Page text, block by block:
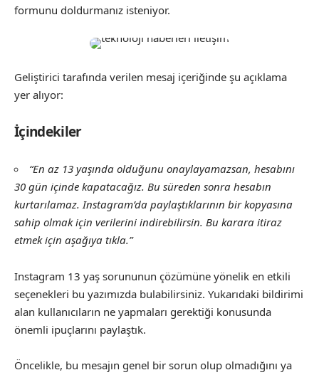
formunu doldurmanız isteniyor.
Geliştirici tarafında verilen mesaj içeriğinde şu açıklama
yer alıyor:
İçindekiler
“En az 13 yaşında olduğunu onaylayamazsan, hesabını
30 gün içinde kapatacağız. Bu süreden sonra hesabın
kurtarılamaz. Instagram’da paylaştıklarının bir kopyasına
sahip olmak için verilerini indirebilirsin. Bu karara itiraz
etmek için aşağıya tıkla.”
Instagram 13 yaş sorununun çözümüne yönelik en etkili
seçenekleri bu yazımızda bulabilirsiniz. Yukarıdaki bildirimi
alan kullanıcıların ne yapmaları gerektiği konusunda
önemli ipuçlarını paylaştık.
Öncelikle, bu mesajın genel bir sorun olup olmadığını ya